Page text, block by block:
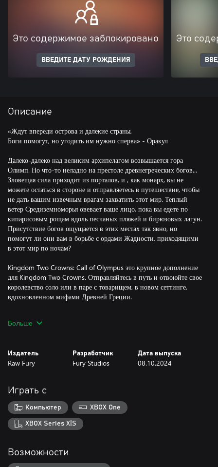
Это содержимое заблокировано
ВВЕДИТЕ ДАТУ РОЖДЕНИЯ
Это
Описание
«Ждут впереди острова и далекие страны,
Боги помогут, но угодить им нужно сперва» - Оракул
Далеко-далеко над великим архипелагом возвышается гора
Олимп. Но что-то неладно на престоле древнегреческих богов...
Зловещая сила приходит из порталов, и , как монарх, вы не
можете остаться в стороне и отправляетесь в путешествие, чтобы
не дать вашим извечным врагам захватить этот мир. Теплый
ветер Средиземноморья овевает ваше лицо, пока вы едете по
кипарисовым рощам вдоль песчаных пляжей и бирюзовых лагун.
Присутствие богов ощущается в этих местах так явно, но
помогут ли они вам в борьбе с ордами Жадности, приходящими
в этот мир по ночам?
Kingdom Two Crowns: Call of Olympus это крупное дополнение
для Kingdom Two Crowns. Отправляйтесь в путь и отвоюйте свое
королевство соло или в паре с товарищем, в новом сеттинге,
вдохновленном мифами Древней Греции.
путешествия - гора Олимп, но вы сами решаете, каким путем
туда подниматься!
уникальные испытания, спрятанные сокровища и
могущественные артефакты - заручитесь поддержкой Артемиды,
Афины, Гефеста, и Гермеса и взойдите на Олимп!
- Оседлайте легендарных монстров: вы сможете прокатиться на
трехголовом Цербере, жуткой огнедышащей Химере, крылатом
Пегасе, хотя и ослик - это тоже неплохо! Эти и другие скакуны
Эпические сражения с ордами Жадности
Больше
Издатель
Raw Fury
Разработчик
Fury Studios
Дата выпуска
08.10.2024
Играть с
Компьютер XBOX One
XBOX Series X|S
Возможности